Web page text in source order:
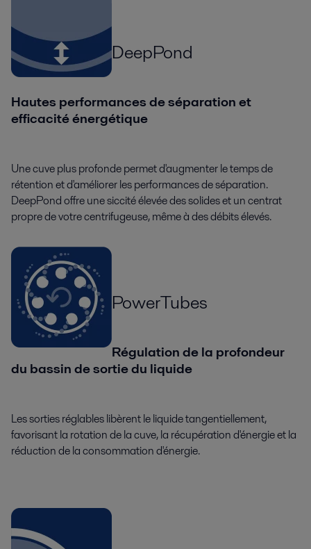
DeepPond
Hautes performances de séparation et
efficacité énergétique
Une cuve plus profonde permet d'augmenter le temps de
rétention et d'améliorer les performances de séparation.
DeepPond offre une siccité élevée des solides et un centrat
propre de votre centrifugeuse, même à des débits élevés.
PowerTubes
Régulation de la profondeur
du bassin de sortie du liquide
Les sorties réglables libèrent le liquide tangentiellement,
favorisant la rotation de la cuve, la récupération d'énergie et la
réduction de la consommation d'énergie.